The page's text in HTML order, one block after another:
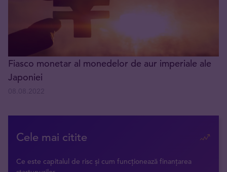
Fiasco monetar al monedelor de aur imperiale ale
Japoniei
Cele mai citite
Ce este capitalul de risc și cum funcționează finanțarea